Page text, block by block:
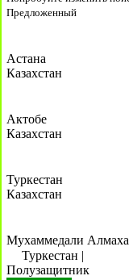
Предложенный
Астана
Казахстан
Актобе
Казахстан
Туркестан
Казахстан
Мухаммедали
Туркестан |
Полузащитник